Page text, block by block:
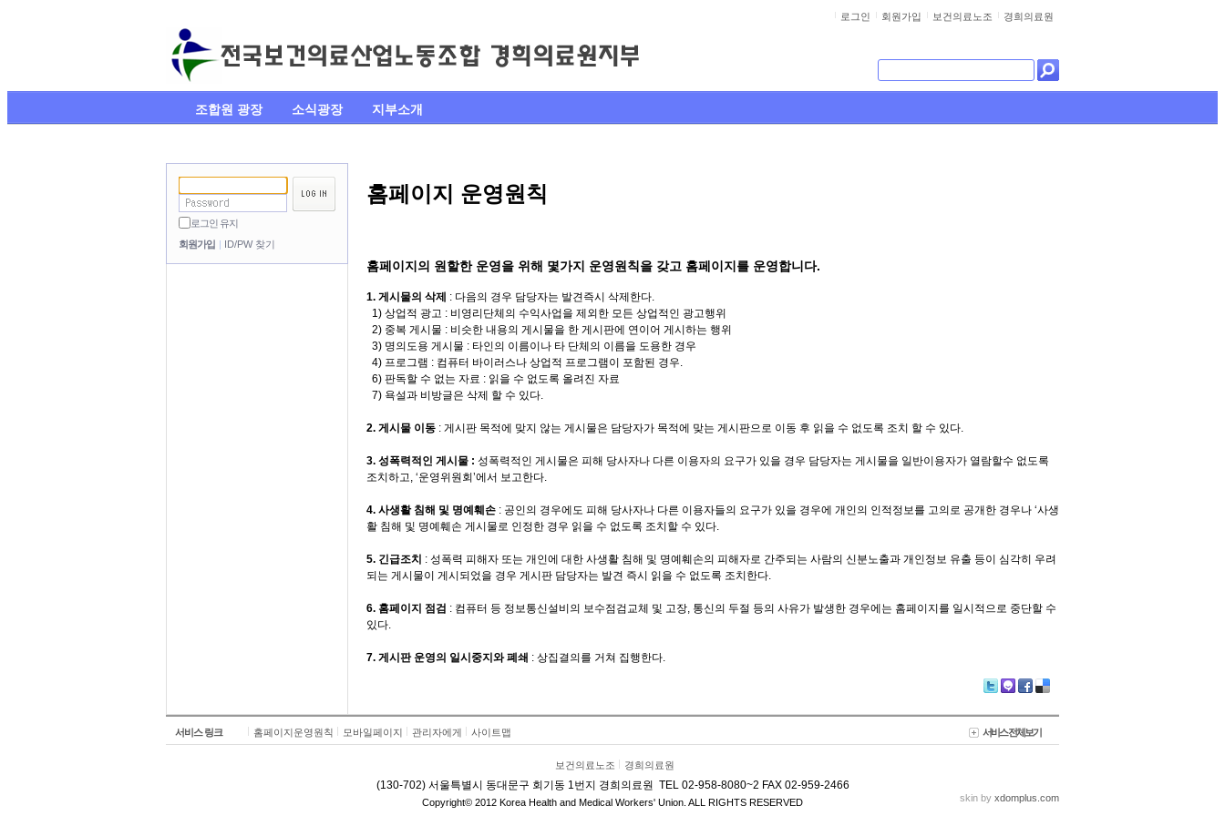
로그인 회원가입 보건의료노조 경희의료원
조합원 광장 소식광장 지부소개
로그인 유지
회원가입
ID/PW 찾기
홈페이지 운영원칙
홈페이지의 원할한 운영을 위해 몇가지 운영원칙을 갖고 홈페이지를 운영합니다.
1. 게시물의 삭제 : 다음의 경우 담당자는 발견즉시 삭제한다.
1) 상업적 광고 : 비영리단체의 수익사업을 제외한 모든 상업적인 광고행위
2) 중복 게시물 : 비슷한 내용의 게시물을 한 게시판에 연이어 게시하는 행위
3) 명의도용 게시물 : 타인의 이름이나 타 단체의 이름을 도용한 경우
4) 프로그램 : 컴퓨터 바이러스나 상업적 프로그램이 포함된 경우.
6) 판독할 수 없는 자료 : 읽을 수 없도록 올려진 자료
7) 욕설과 비방글은 삭제 할 수 있다.
2. 게시물 이동 : 게시판 목적에 맞지 않는 게시물은 담당자가 목적에 맞는 게시판으로 이동 후 읽을 수 없도록 조치 할 수 있다.
3. 성폭력적인 게시물 : 성폭력적인 게시물은 피해 당사자나 다른 이용자의 요구가 있을 경우 담당자는 게시물을 일반이용자가 열람할수 없도록
조치하고, ‘운영위원회’에서 보고한다.
4. 사생활 침해 및 명예훼손 : 공인의 경우에도 피해 당사자나 다른 이용자들의 요구가 있을 경우에 개인의 인적정보를 고의로 공개한 경우나 ‘사생
활 침해 및 명예훼손 게시물로 인정한 경우 읽을 수 없도록 조치할 수 있다.
5. 긴급조치 : 성폭력 피해자 또는 개인에 대한 사생활 침해 및 명예훼손의 피해자로 간주되는 사람의 신분노출과 개인정보 유출 등이 심각히 우려
되는 게시물이 게시되었을 경우 게시판 담당자는 발견 즉시 읽을 수 없도록 조치한다.
6. 홈페이지 점검 : 컴퓨터 등 정보통신설비의 보수점검교체 및 고장, 통신의 두절 등의 사유가 발생한 경우에는 홈페이지를 일시적으로 중단할 수
있다.
7. 게시판 운영의 일시중지와 폐쇄 : 상집결의를 거쳐 집행한다.
itte
r
e2
da
y
ce
bo
ok
lici
ou
s
서비스 링크 홈페이지운영원칙 모바일페이지 관리자에게 사이트맵 서비스 전체보기
보건의료노조 경희의료원
(130-702) 서울특별시 동대문구 회기동 1번지 경희의료원 TEL 02-958-8080~2 FAX 02-959-2466
Copyright© 2012 Korea Health and Medical Workers' Union. ALL RIGHTS RESERVED skin by xdomplus.com